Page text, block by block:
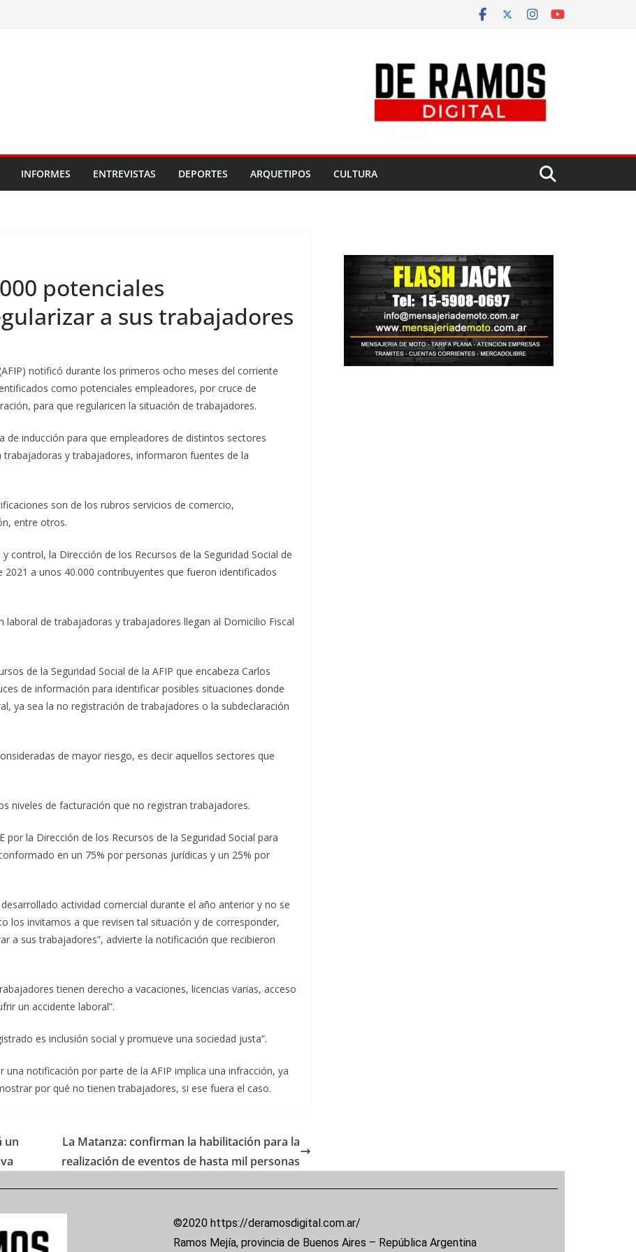
INFORMES ENTREVISTAS DEPORTES ARQUETIPOS CULTURA
potenciales
a sus trabajadores
notificó durante los primeros ocho meses del corriente
como potenciales empleadores, por cruce de
para que regularicen la situación de trabajadores.
inducción para que empleadores de distintos sectores
y trabajadores, informaron fuentes de la
son de los rubros servicios de comercio,
entre otros.
control, la Dirección de los Recursos de la Seguridad Social de
a unos 40.000 contribuyentes que fueron identificados
laboral de trabajadoras y trabajadores llegan al Domicilio Fiscal
de la Seguridad Social de la AFIP que encabeza Carlos
de información para identificar posibles situaciones donde
ya sea la no registración de trabajadores o la subdeclaración
de mayor riesgo, es decir aquellos sectores que
niveles de facturación que no registran trabajadores.
la Dirección de los Recursos de la Seguridad Social para
en un 75% por personas jurídicas y un 25% por
actividad comercial durante el año anterior y no se
los invitamos a que revisen tal situación y de corresponder,
a sus trabajadores”, advierte la notificación que recibieron
tienen derecho a vacaciones, licencias varias, acceso
un accidente laboral”.
es inclusión social y promueve una sociedad justa”.
notificación por parte de la AFIP implica una infracción, ya
por qué no tienen trabajadores, si ese fuera el caso.
un
La Matanza: confirman la habilitación para la
realización de eventos de hasta mil personas
©2020 https://deramosdigital.com.ar/
Ramos Mejía, provincia de Buenos Aires – República Argentina